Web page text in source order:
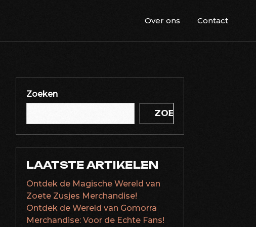
Over ons Contact
Zoeken
ZOEKEN
LAATSTE ARTIKELEN
Ontdek de Magische Wereld van
Zoete Zusjes Merchandise!
Ontdek de Wereld van Gomorra
Merchandise: Voor de Echte Fans!